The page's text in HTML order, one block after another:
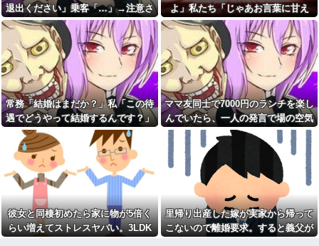
が頑張るから」→借金で崩れた
家族を支えるため、私も働くこ
とになって…
姉と叔父宅へ避難後、母にな
ぜ私たちに厳しかったのか尋ね
た。すると「本当は世の中は辛
くて厳しいものなんだ」と教え
たかったと言われ…
ワイ手取り15万正社員→副業
でウーバーやってるんやが金が
ない
有吉「『俺テレビ見ない』っ
て言う奴おかしいだろ。団子屋
で『団子食べない』って言う
か？」
【衝撃画像】中学生「先生！
水泳で水着になるのイヤで
す！」先生「分かった」→結果
まさかの『こう』なってしまうw
w w w w w w
【速報】ワイ、嫁とのセッ■ス
【悲報】高市早苗に逆らった
財務官僚、異例の左遷ｗｗｗｗ
ｗｗｗｗ他
血を見て失神した俺が「殺人
事件の被害者（遺体）」と勘違
いされ現場が大パニックに！勇
敢なおばちゃんとオジサン達の
団結力と勘違い劇がこちらｗｗ
先に帰宅して先に夕飯を食べ
る旦那。私が帰宅して食器を洗
うんだけど何度言っても旦那が
自分の食べた食器を水につけて
おいてくれない。「あっ忘れて
た」って言いながら何回も繰り
返す
同性から見て魅力のない女性
女「赤ちゃん抱っこしてみま
すか～？w」ワイ（やめろおおお
おおおおおおおおおおお）
【画像】このボケて、破壊力
ありすぎてクッソワロタｗｗｗ
退出ください」乗客「…」→注意さ
れても動かない乗客を見ていたら、
その直後まさかの展開に…
よ」私たち「じゃあお言葉に甘え
て…」→引っ越した途端、予想外の
出来事が待っていて…
常務「結婚はまだか？」私「この待
遇でどうやって結婚するんです？」
→飲み会で本音を返したら場が静ま
り返って…
ママ友同士で7000円のランチを楽し
んでいたら、一人の発言で場の空気
が凍りついた。その理由とは…
彼女と同棲初めたら家に物が5倍く
らい増えてストレスヤバい。3LDK
里帰り出産した嫁が実家から帰って
こないので離婚要求。すると義父が